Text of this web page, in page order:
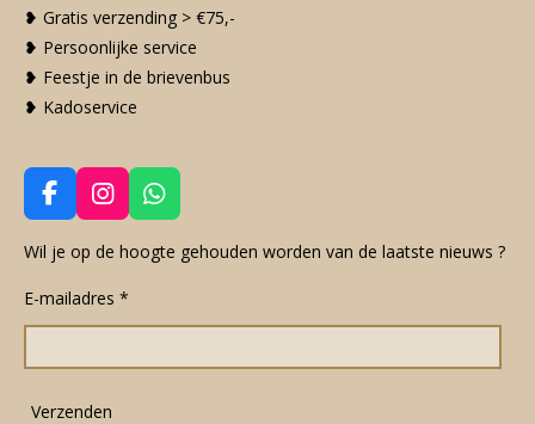
❥ Gratis verzending > €75,-
❥ Persoonlijke service
❥ Feestje in de brievenbus
❥ Kadoservice
F
a
c
b
o
k
I
n
s
a
g
a
m
W
h
a
A
p
Wil je op de hoogte gehouden worden van de laatste nieuws ?
E-mailadres *
Verzenden